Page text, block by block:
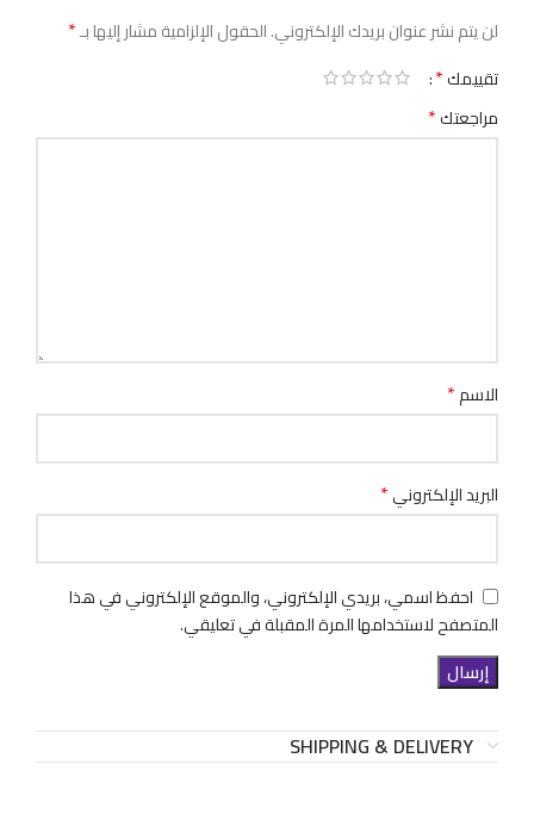
لن يتم نشر عنوان بريدك الإلكتروني.الحقول الإلزامية مشار إليها بـ*
تقييمك*
مراجعتك*
الاسم*
البريد الإلكتروني*
احفظ اسمي، بريدي الإلكتروني، والموقع الإلكتروني في هذا
المتصفح لاستخدامها المرة المقبلة في تعليقي.
SHIPPING & DELIVERY